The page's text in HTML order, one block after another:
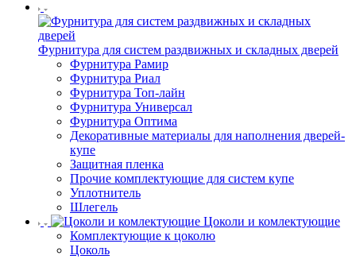
Фурнитура для систем раздвижных и складных дверей
Фурнитура Рамир
Фурнитура Риал
Фурнитура Топ-лайн
Фурнитура Универсал
Фурнитура Оптима
Декоративные материалы для наполнения дверей-
купе
Защитная пленка
Прочие комплектующие для систем купе
Уплотнитель
Шлегель
Цоколи и комлектующие
Комплектующие к цоколю
Цоколь